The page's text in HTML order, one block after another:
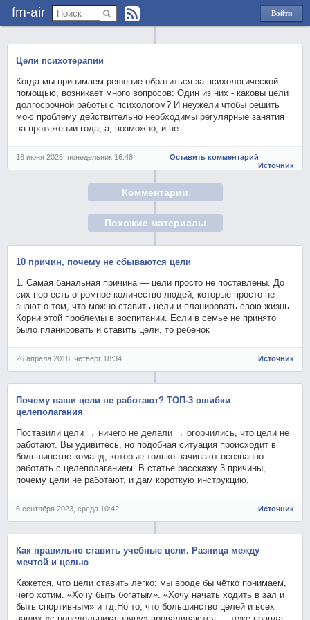
fm-air
Войти
через
Цели психотерапии
Когда мы принимаем решение обратиться за психологической
помощью, возникает много вопросов: Один из них - каковы цели
долгосрочной работы с психологом? И неужели чтобы решить
мою проблему действительно необходимы регулярные занятия
на протяжении года, а, возможно, и не…
16 июня 2025, понедельник 16:48
Оставить комментарий
Источник
Комментарии
Похожие материалы
10 причин, почему не сбываются цели
1. Самая банальная причина — цели просто не поставлены. До
сих пор есть огромное количество людей, которые просто не
знают о том, что можно ставить цели и планировать свою жизнь.
Корни этой проблемы в воспитании. Если в семье не принято
было планировать и ставить цели, то ребенок
26 апреля 2018, четверг 18:34 Источник
Почему ваши цели не работают? ТОП-3 ошибки
целеполагания
Поставили цели → ничего не делали → огорчились, что цели не
работают. Вы удивитесь, но подобная ситуация происходит в
большинстве команд, которые только начинают осознанно
работать с целеполаганием. В статье расскажу 3 причины,
почему цели не работают, и дам короткую инструкцию,
6 сентября 2023, среда 10:42 Источник
Как правильно ставить учебные цели. Разница между
мечтой и целью
Кажется, что цели ставить легко: мы вроде бы чётко понимаем,
чего хотим. «Хочу быть богатым». «Хочу начать ходить в зал и
быть спортивным» и тд.Но то, что большинство целей и всех